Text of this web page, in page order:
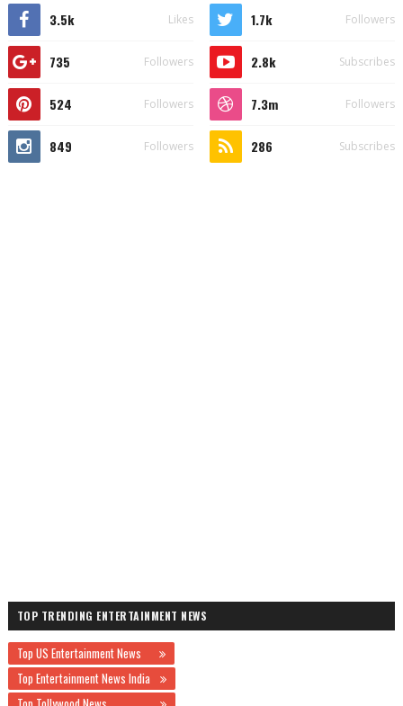
3.5k Likes 1.7k Followers
735 Followers 2.8k Subscribes
524 Followers 7.3m Followers
849 Followers 286 Subscribes
TOP TRENDING ENTERTAINMENT NEWS
Top US Entertainment News
Top Entertainment News India